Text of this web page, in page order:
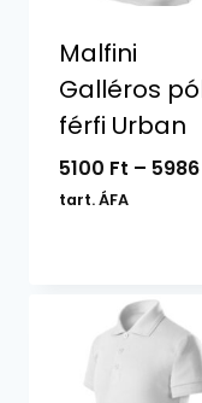
Malfini
Galléros
férfi Urban
5100 Ft – 5986
tart. ÁFA